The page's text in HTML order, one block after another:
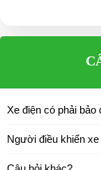
Xe điện có phải
Người điều khiển